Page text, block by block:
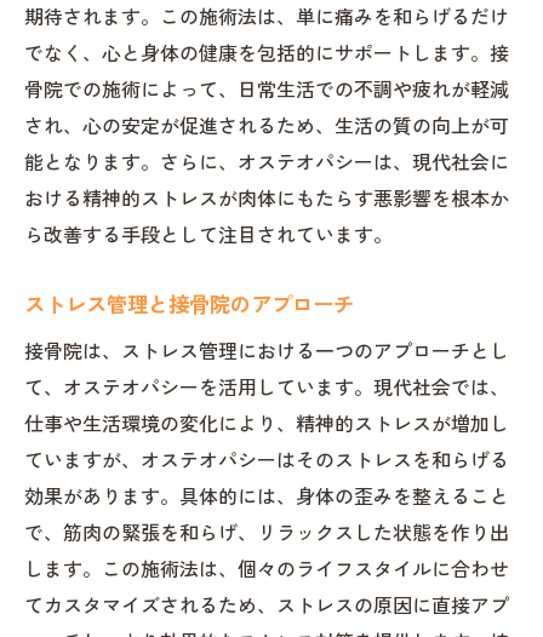
期待されます。この施術法は、単に痛みを和らげるだけ
でなく、心と身体の健康を包括的にサポートします。接
骨院での施術によって、日常生活での不調や疲れが軽減
され、心の安定が促進されるため、生活の質の向上が可
能となります。さらに、オステオパシーは、現代社会に
おける精神的ストレスが肉体にもたらす悪影響を根本か
ら改善する手段として注目されています。
ストレス管理と接骨院のアプローチ
接骨院は、ストレス管理における一つのアプローチとし
て、オステオパシーを活用しています。現代社会では、
仕事や生活環境の変化により、精神的ストレスが増加し
ていますが、オステオパシーはそのストレスを和らげる
効果があります。具体的には、身体の歪みを整えること
で、筋肉の緊張を和らげ、リラックスした状態を作り出
します。この施術法は、個々のライフスタイルに合わせ
てカスタマイズされるため、ストレスの原因に直接アプ